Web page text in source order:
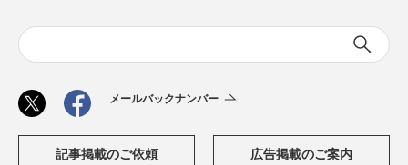
メールバックナンバー
記事掲載のご依頼 広告掲載のご案内